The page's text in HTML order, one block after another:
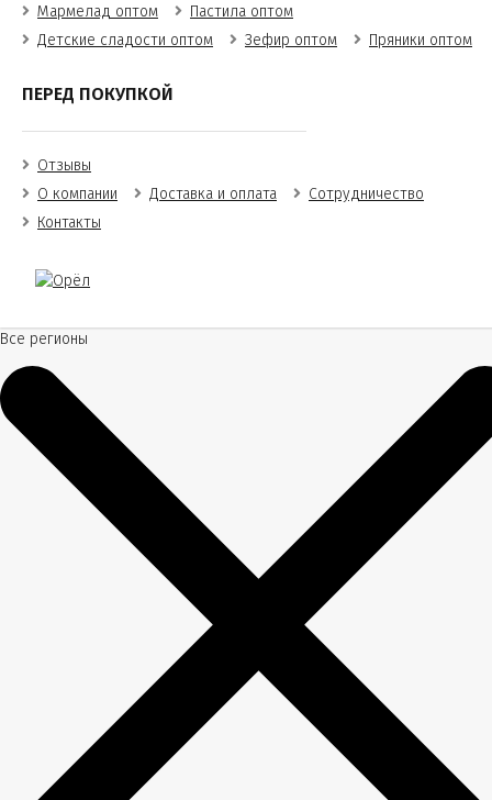
Мармелад оптом
Пастила оптом
Детские сладости оптом
Зефир оптом Пряники оптом
ПЕРЕД ПОКУПКОЙ
Отзывы
О компании
Доставка и оплата
Сотрудничество
Контакты
Все регионы